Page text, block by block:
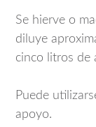
Se hierve o
diluye
cinco litros de
Puede
apoyo.